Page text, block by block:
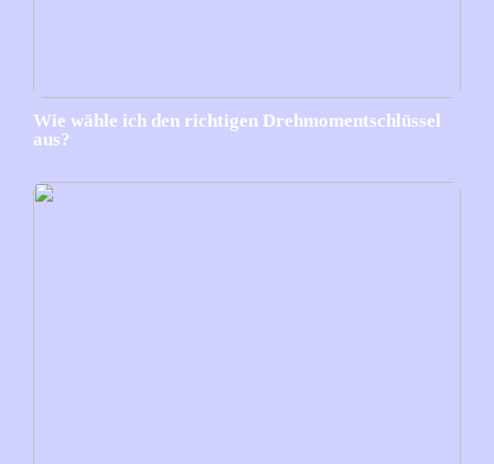
Wie wähle ich den richtigen Drehmomentschlüssel
aus?